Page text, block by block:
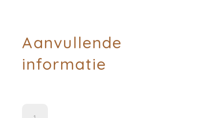
Aanvullende
informatie